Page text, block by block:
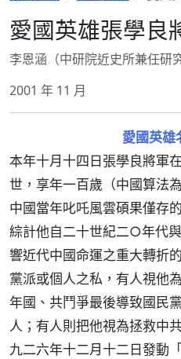
愛國英雄張學良
李恩涵（中研院近史所兼任研究
2001 年 11 月
愛國英雄
本年十月十四日張學良將軍
世，享年一百歲（中國算法
中國當年叱吒風雲碩果僅存
綜計他自二十世紀二○年代
響近代中國命運之重大轉折
黨派或個人之私，有人視他
年國、共鬥爭最後導致國民
人；有人則把他視為拯救中
九二六年十二月十二日發動